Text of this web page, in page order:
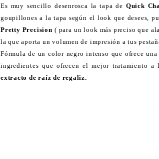
Es muy sencillo desenrosca la tapa de Quick
goupillones a la tapa según el look que desees,
Pretty Precision ( para un look más preciso que
la que aporta un volumen de impresión a tus
Fórmula de un color negro intenso que ofrece
ingredientes que ofrecen el mejor tratamiento a
extracto de raíz de regaliz.